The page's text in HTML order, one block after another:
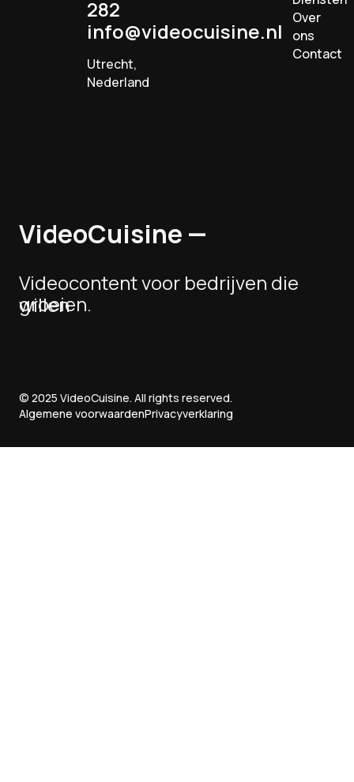
282
info@videocuisine.nl
Utrecht,
Nederland
Over
ons
Contact
VideoCuisine —
Videocontentvoor bedrijven die
willen
groeien.
© 2025 VideoCuisine. All rights reserved.
Algemene voorwaardenPrivacyverklaring